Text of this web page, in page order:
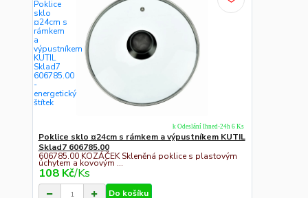
Poklice sklo ¤24cm s rámkem a výpustníkem KUTIL
Sklad7 606785.00
606785.00 KOZÁČEK Skleněná poklice s plastovým
úchytem a kovovým ...
108 Kč/Ks
k Odeslání Ihned-24h 6 Ks
Do košíku